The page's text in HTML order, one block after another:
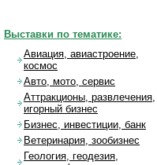
Выставки по тематике:
Авиация, авиастроение,
космос
Авто, мото, сервис
Аттракционы, развлечения,
игорный бизнес
Бизнес, инвестиции, банк
Ветеринария, зообизнес
Геология, геодезия,